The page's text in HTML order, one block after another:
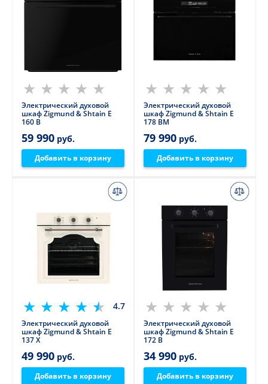
Электрический духовой
шкаф Zigmund & Shtain E
160 B
59 990 руб.
Добавить в корзину
Электрический духовой
шкаф Zigmund & Shtain E
178 BM
79 990 руб.
Добавить в корзину
4.7
Электрический духовой
шкаф Zigmund & Shtain E
137 X
49 990 руб.
Добавить в корзину
Электрический духовой
шкаф Zigmund & Shtain E
172 B
34 990 руб.
Добавить в корзину